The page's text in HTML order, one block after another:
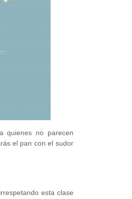
quienes no parecen
el pan con el sudor
esta clase